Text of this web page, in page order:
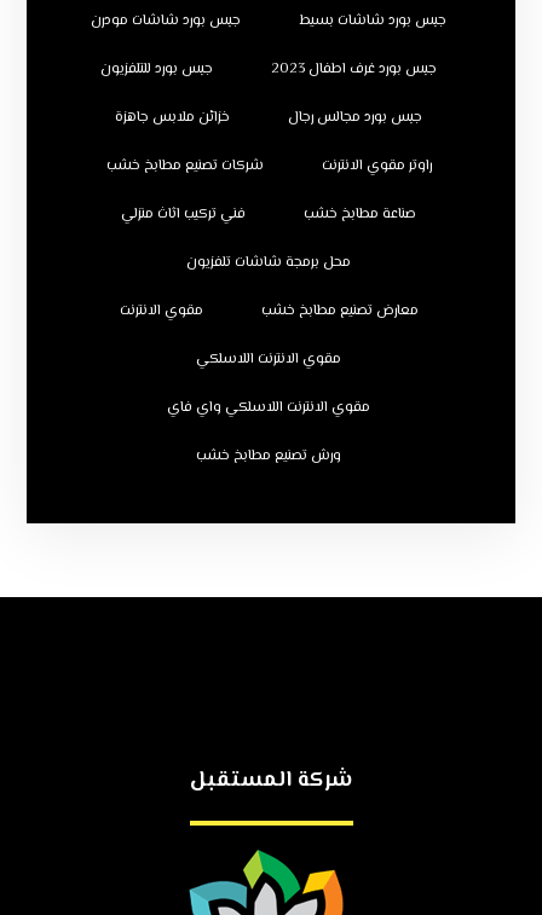
جبس بورد شاشات بسيط جبس بورد شاشات مودرن
جبس بورد غرف اطفال 2023 جبس بورد للتلفزيون
جبس بورد مجالس رجال خزائن ملابس جاهزة
راوتر مقوي الانترنت شركات تصنيع مطابخ خشب
صناعة مطابخ خشب فني تركيب اثاث منزلي
محل برمجة شاشات تلفزيون
معارض تصنيع مطابخ خشب مقوي الانترنت
مقوي الانترنت اللاسلكي
مقوي الانترنت اللاسلكي واي فاي
ورش تصنيع مطابخ خشب
شركة المستقبل